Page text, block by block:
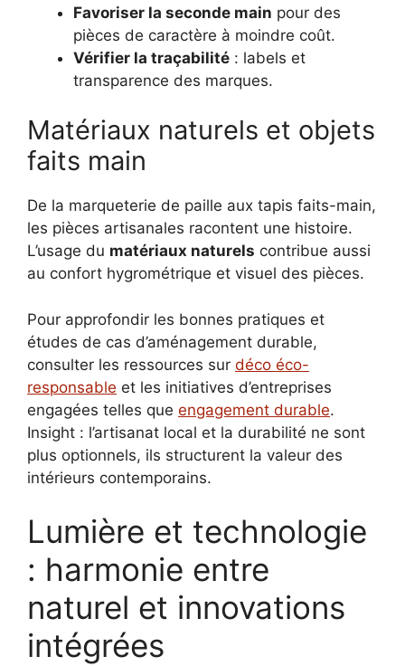
Favoriser la seconde main pour des
pièces de caractère à moindre coût.
Vérifier la traçabilité : labels et
transparence des marques.
Matériaux naturels et objets
faits main
De la marqueterie de paille aux tapis faits-main,
les pièces artisanales racontent une histoire.
L’usage du matériaux naturels contribue aussi
au confort hygrométrique et visuel des pièces.
Pour approfondir les bonnes pratiques et
études de cas d’aménagement durable,
consulter les ressources sur déco éco-
responsable et les initiatives d’entreprises
engagées telles que engagement durable.
Insight : l’artisanat local et la durabilité ne sont
plus optionnels, ils structurent la valeur des
intérieurs contemporains.
Lumière et technologie
: harmonie entre
naturel et innovations
intégrées